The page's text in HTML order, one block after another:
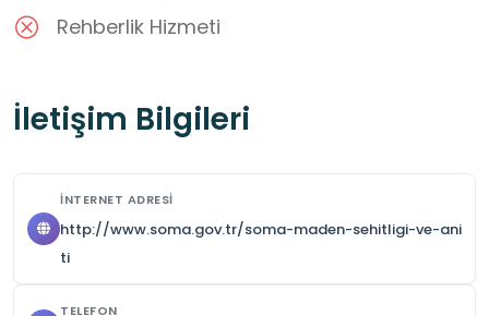
Rehberlik Hizmeti
İletişim Bilgileri
İNTERNET ADRESI
http://www.soma.gov.tr/soma-maden-sehitligi-ve-ani
ti
TELEFON